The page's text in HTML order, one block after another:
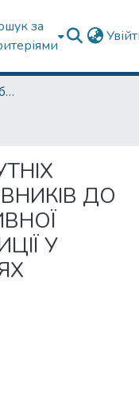
за
Кафедра соціальної роботи
ДО
У